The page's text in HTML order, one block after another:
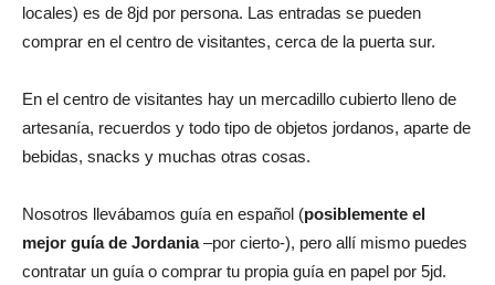
locales) es de 8jd por persona. Las entradas se pueden
comprar en el centro de visitantes, cerca de la puerta sur.
En el centro de visitantes hay un mercadillo cubierto lleno de
artesanía, recuerdos y todo tipo de objetos jordanos, aparte de
bebidas, snacks y muchas otras cosas.
Nosotros llevábamos guía en español (posiblemente el
mejor guía de Jordania–por cierto-), pero allí mismo puedes
contratar un guía o comprar tu propia guía en papel por 5jd.